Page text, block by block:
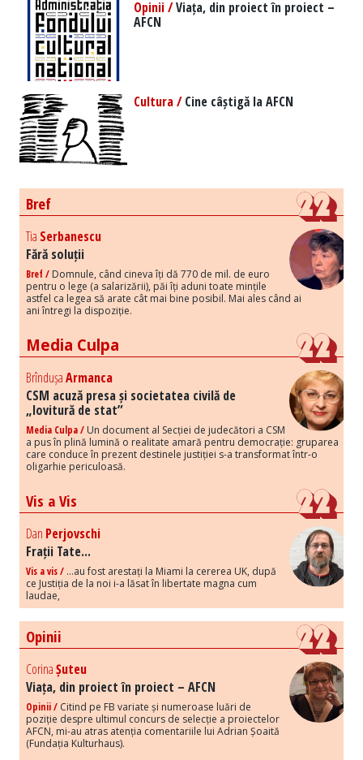
Opinii /Viața, din proiect în proiect –
AFCN
Cultura /Cine câștigă la AFCN
Bref
Tia Serbanescu
Fără soluții
Bref / Domnule, când cineva îți dă 770 de mil. de euro
pentru o lege (a salarizării), păi îți aduni toate mințile
astfel ca legea să arate cât mai bine posibil. Mai ales când ai
ani întregi la dispoziție.
Media Culpa
BrîndușaArmanca
CSM acuză presa și societatea civilă de
„lovitură de stat”
Media Culpa / Un document al Secției de judecători a CSM
a pus în plină lumină o realitate amară pentru democrație: gruparea
care conduce în prezent destinele justiției s-a transformat într-o
oligarhie periculoasă.
Vis a Vis
Dan Perjovschi
Frații Tate...
Vis a vis / ...au fost arestați la Miami la cererea UK, după
ce Justiția de la noi i-a lăsat în libertate magna cum
laudae,
Opinii
CorinaȘuteu
Viața, din proiect în proiect – AFCN
Opinii / Citind pe FB variate și numeroase luări de
poziție despre ultimul concurs de selecție a proiectelor
AFCN, mi-au atras atenția comentariile lui Adrian Șoaită
(Fundația Kulturhaus).